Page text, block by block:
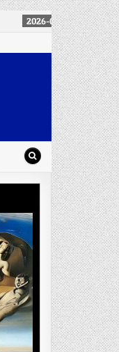
2026-08-08
WAHLEN